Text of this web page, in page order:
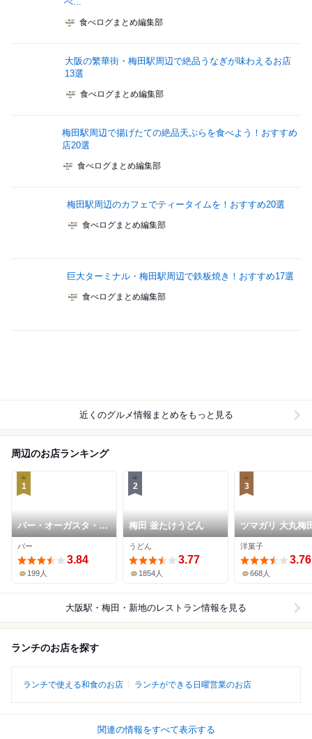
食べログまとめ編集部
大阪の繁華街・梅田駅周辺で絶品うなぎが味わえるお店
13選
食べログまとめ編集部
梅田駅周辺で揚げたての絶品天ぷらを食べよう！おすすめ
店20選
食べログまとめ編集部
梅田駅周辺のカフェでティータイムを！おすすめ20選
食べログまとめ編集部
巨大ターミナル・梅田駅周辺で鉄板焼き！おすすめ17選
食べログまとめ編集部
近くのグルメ情報まとめをもっと見る
周辺のお店ランキング
1
バー・オーガスタ・タ
ーロギー
バー
3.84
199人
2
梅田 釜たけうどん
うどん
3.77
1854人
3
ツマガリ 大丸梅
洋菓子
3.76
668人
大阪駅・梅田・新地のレストラン情報を見る
ランチのお店を探す
ランチで使える和食のお店 ランチができる日曜営業のお店
関連の情報をすべて表示する